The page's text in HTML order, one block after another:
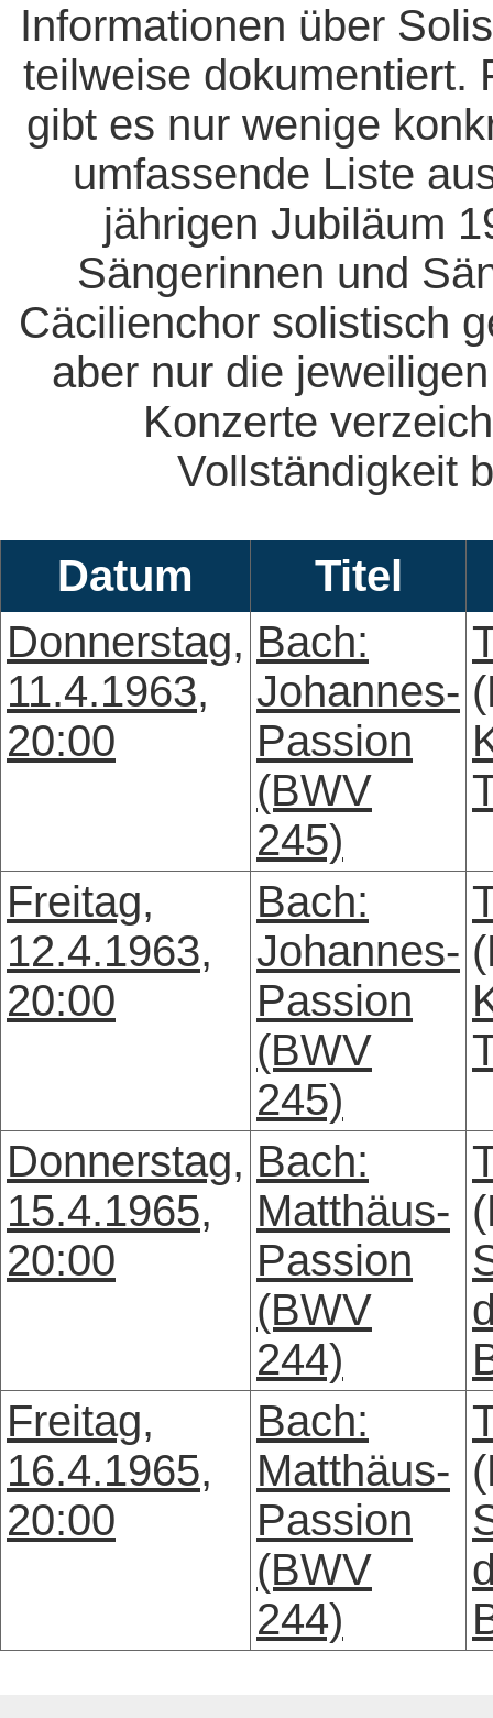
Informationen über
teilweise dokumentiert.
gibt es nur wenige
umfassende Liste
jährigen Jubiläum
Sängerinnen und
Cäcilienchor solistisch
aber nur die
Konzerte
Vollständigkeit
Datum
Titel
Donnerstag,
11.4.1963,
20:00
Bach:
Johannes-
Passion
(BWV
245)
Freitag,
12.4.1963,
20:00
Bach:
Johannes-
Passion
(BWV
245)
Donnerstag,
15.4.1965,
20:00
Bach:
Matthäus-
Passion
(BWV
244)
Freitag,
16.4.1965,
20:00
Bach:
Matthäus-
Passion
(BWV
244)